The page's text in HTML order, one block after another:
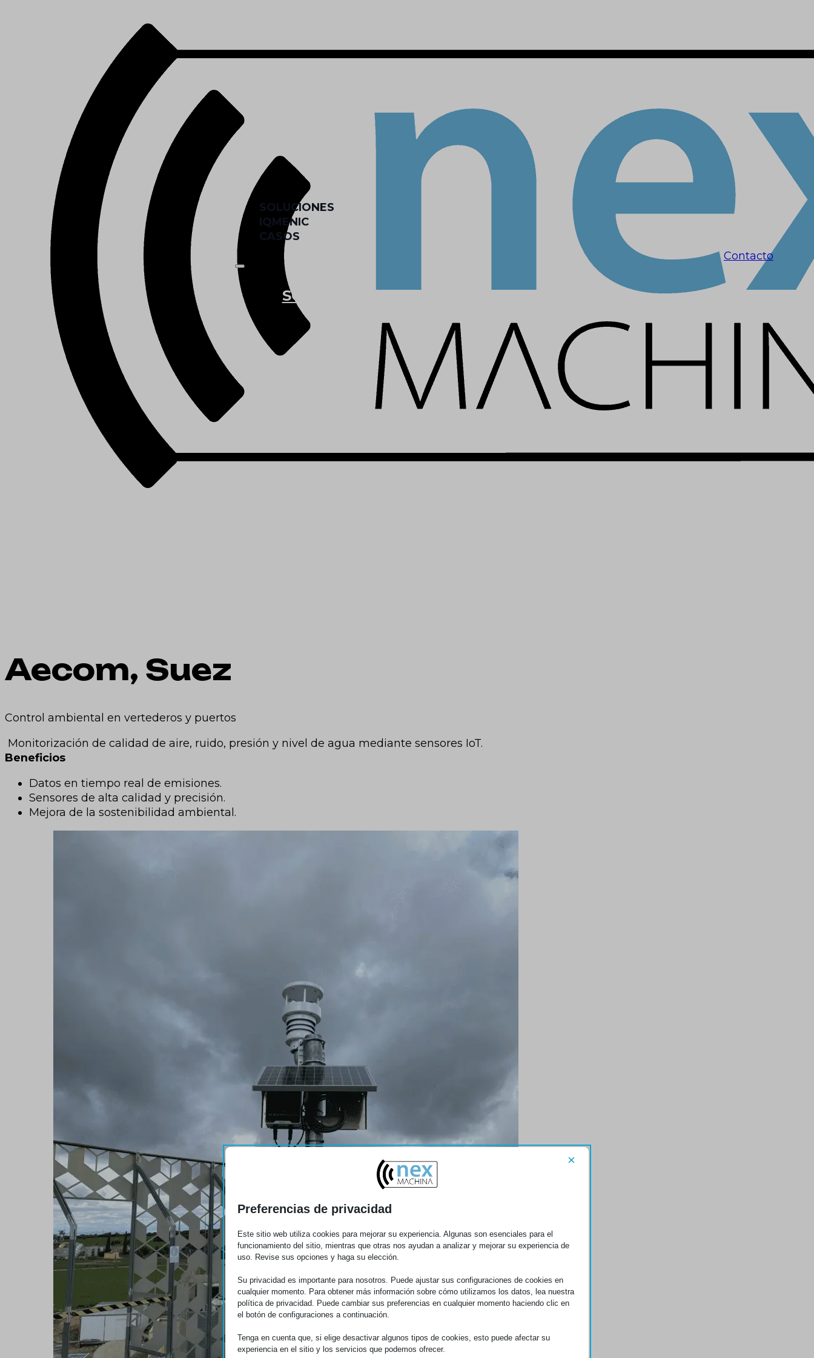
SOLUCIONES
IQMENIC
CASOS
SOLUCIONES IQMENIC
Contacto
Aecom, Suez
Control ambiental en vertederos y puertos
Monitorización de calidad de aire, ruido, presión y nivel de agua mediante sensores IoT.
Beneficios
Datos en tiempo real de emisiones.
Sensores de alta calidad y precisión.
Mejora de la sostenibilidad ambiental.
Preferencias de privacidad
×
Este sitio web utiliza cookies para mejorar su experiencia. Algunas son esenciales para el
funcionamiento del sitio, mientras que otras nos ayudan a analizar y mejorar su experiencia de
uso. Revise sus opciones y haga su elección.
Su privacidad es importante para nosotros. Puede ajustar sus configuraciones de cookies en
cualquier momento. Para obtener más información sobre cómo utilizamos los datos, lea nuestra
política de privacidad. Puede cambiar sus preferencias en cualquier momento haciendo clic en
el botón de configuraciones a continuación.
Tenga en cuenta que, si elige desactivar algunos tipos de cookies, esto puede afectar su
experiencia en el sitio y los servicios que podemos ofrecer.